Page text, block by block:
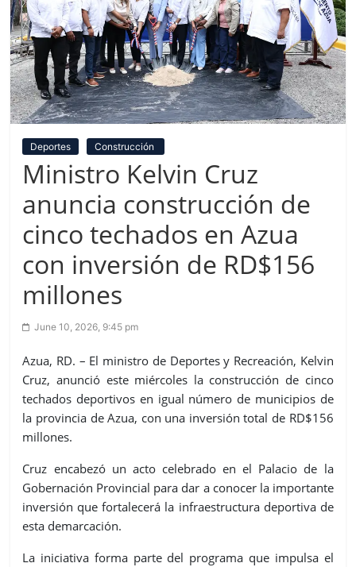
Deportes Construcción
Ministro Kelvin Cruz
anuncia construcción de
cinco techados en Azua
con inversión de RD$156
millones
June 10, 2026, 9:45 pm
Azua, RD. – El ministro de Deportes y Recreación, Kelvin
Cruz, anunció este miércoles la construcción de cinco
techados deportivos en igual número de municipios de
la provincia de Azua, con una inversión total de RD$156
millones.
Cruz encabezó un acto celebrado en el Palacio de la
Gobernación Provincial para dar a conocer la importante
inversión que fortalecerá la infraestructura deportiva de
esta demarcación.
La iniciativa forma parte del programa que impulsa el